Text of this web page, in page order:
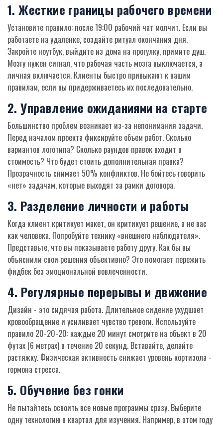
1. Жесткие границы рабочего времени
Установите правило: после 19:00 рабочий чат молчит. Если вы
работаете на удаленке, создайте ритуал окончания дня.
Закройте ноутбук, выйдите из дома на прогулку, примите душ.
Мозгу нужен сигнал, что рабочая часть мозга выключается, а
личная включается. Клиенты быстро привыкают к вашим
правилам, если вы придерживаетесь их последовательно.
2. Управление ожиданиями на старте
Большинство проблем возникает из-за непонимания задачи.
Перед началом проекта фиксируйте объем работ. Сколько
вариантов логотипа? Сколько раундов правок входит в
стоимость? Что будет стоить дополнительная правка?
Прозрачность снимает 50% конфликтов. Не бойтесь говорить
«нет» задачам, которые выходят за рамки договора.
3. Разделение личности и работы
Когда клиент критикует макет, он критикует решение, а не вас
как человека. Попробуйте технику «внешнего наблюдателя».
Представьте, что вы показываете работу другу. Как бы вы
объяснили свои решения объективно? Это помогает пережить
фидбек без эмоциональной вовлеченности.
4. Регулярные перерывы и движение
Дизайн - это сидячая работа. Длительное сидение ухудшает
кровообращение и усиливает чувство тревоги. Используйте
правило 20-20-20: каждые 20 минут смотрите на объект в 20
футах (6 метрах) в течение 20 секунд. Вставайте, делайте
растяжку. Физическая активность снижает уровень кортизола -
гормона стресса.
5. Обучение без гонки
Не пытайтесь освоить все новые программы сразу. Выберите
одну технологию в квартал для изучения. Например, в этом году